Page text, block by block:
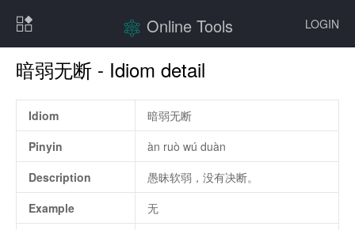
LOGIN
Online Tools
暗弱无断 - Idiom detail
Idiom
暗弱无断
Pinyin
àn ruò wú duàn
Description
愚昧软弱，没有决断。
Example
无